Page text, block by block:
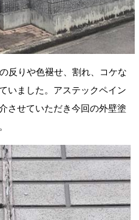
反りや色褪せ、割れ、コケな
いました。アステックペイン
させていただき今回の外壁塗